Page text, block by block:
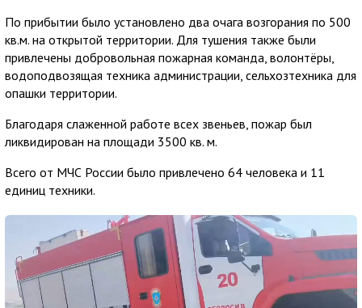
По прибытии было установлено два очага возгорания по 500
кв.м. на открытой территории. Для тушения также были
привлечены добровольная пожарная команда, волонтёры,
водоподвозящая техника администрации, сельхозтехника для
опашки территории.
Благодаря слаженной работе всех звеньев, пожар был
ликвидирован на площади 3500 кв. м.
Всего от МЧС России было привлечено 64 человека и 11
единиц техники.